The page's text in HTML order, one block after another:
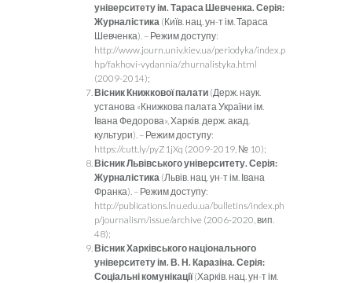
університету ім. Тараса Шевченка. Серія:
Журналістика (Київ. нац. ун-т ім. Тараса
Шевченка). – Режим доступу:
http://www.journ.univ.kiev.ua/periodyka/index.p
hp/fakhovi-vydannia/zhurnalistyka.html
(2009-2014);
Вісник Книжкової палати (Держ. наук.
установа «Книжкова палата України ім.
Івана Федорова», Харків. держ. акад.
культури). – Режим доступу:
https://cutt.ly/pyZ1jXq (2009-2019, № 10);
Вісник Львівського університету. Серія:
Журналістика (Львів. нац. ун-т ім. Івана
Франка). – Режим доступу:
http://publications.lnu.edu.ua/bulletins/index.ph
p/journalism/issue/archive (2006-2020, вип.
48);
Вісник Харківського національного
університету ім. В. Н. Каразіна. Серія:
Соціальні комунікації(Харків. нац. ун-т ім.